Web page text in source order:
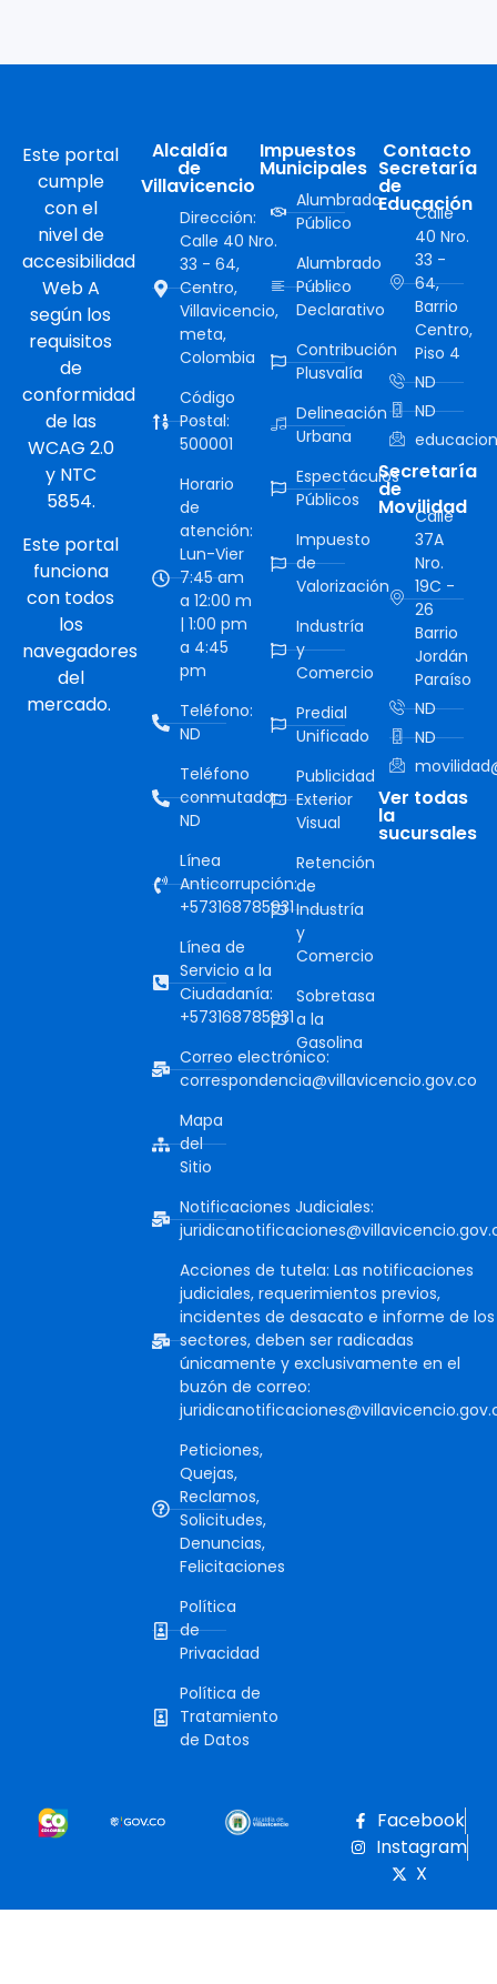
Este portal
cumple
con el
nivel de
accesibilidad
Web A
según los
requisitos
de
conformidad
de las
WCAG 2.0
y NTC
5854.
Este portal
funciona
con todos
los
navegadores
del
mercado.
Alcaldía
de
Villavicencio
Dirección:
Calle 40 Nro.
33 - 64,
Centro,
Villavicencio,
meta,
Colombia
Código
Postal:
500001
Horario
de
atención:
Lun-Vier
7:45 am
a 12:00 m
| 1:00 pm
a 4:45
pm
Teléfono:
ND
Teléfono
conmutador:
ND
Línea
Anticorrupción:
+573168785931
Línea de
Servicio a la
Ciudadanía:
+573168785931
Correo electrónico:
correspondencia@villavicencio.gov.co
Mapa
del
Sitio
Notificaciones Judiciales:
Acciones de tutela: Las notificaciones
judiciales, requerimientos previos,
incidentes de desacato e informe de los
sectores, deben ser radicadas
únicamente y exclusivamente en el
buzón de correo:
Peticiones,
Quejas,
Reclamos,
Solicitudes,
Denuncias,
Felicitaciones
Política
de
Privacidad
Política de
Tratamiento
de Datos
Impuestos
Municipales
Alumbrado
Público
Alumbrado
Público
Declarativo
Contribución
Plusvalía
Delineación
Urbana
Espectáculos
Públicos
Impuesto
de
Valorización
Industría
y
Comercio
Predial
Unificado
Publicidad
Exterior
Visual
Retención
de
Industría
y
Comercio
Sobretasa
a la
Gasolina
Contacto
Secretaría
de
Educación
Calle
40 Nro.
33 -
64,
Barrio
Centro,
Piso 4
ND
ND
Secretaría
de
Movilidad
Calle
37A
Nro.
19C -
26
Barrio
Jordán
Paraíso
ND
ND
Ver todas
la
sucursales
Facebook
Instagram
X